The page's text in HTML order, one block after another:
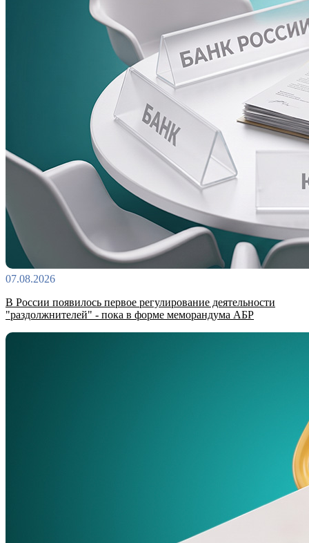
07.08.2026
В России появилось первое регулирование деятельности
"раздолжнителей" - пока в форме меморандума АБР